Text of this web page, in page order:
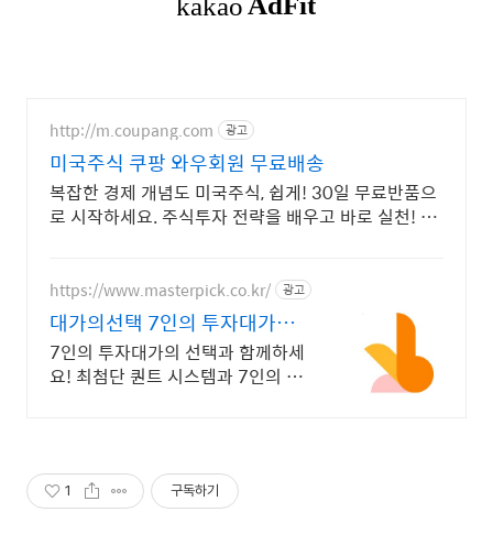
http://m.coupang.com 광고
미국주식 쿠팡 와우회원 무료배송
복잡한 경제 개념도 미국주식, 쉽게! 30일 무료반품으
로 시작하세요. 주식투자 전략을 배우고 바로 실천! 오
https://www.masterpick.co.kr/ 광고
대가의선택 7인의 투자대가와
함께하세요
7인의 투자대가의 선택과 함께하세
요! 최첨단 퀀트 시스템과 7인의 투
1 구독하기